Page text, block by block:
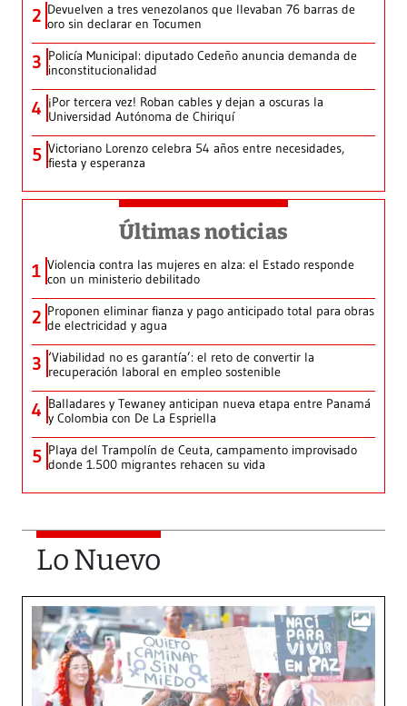
2 Devuelven a tres venezolanos que llevaban 76 barras de
oro sin declarar en Tocumen
3 Policía Municipal: diputado Cedeño anuncia demanda de
inconstitucionalidad
4 ¡Por tercera vez! Roban cables y dejan a oscuras la
Universidad Autónoma de Chiriquí
5 Victoriano Lorenzo celebra 54 años entre necesidades,
fiesta y esperanza
Últimas noticias
1 Violencia contra las mujeres en alza: el Estado responde
con un ministerio debilitado
2 Proponen eliminar fianza y pago anticipado total para obras
de electricidad y agua
3 ‘Viabilidad no es garantía’: el reto de convertir la
recuperación laboral en empleo sostenible
4 Balladares y Tewaney anticipan nueva etapa entre Panamá
y Colombia con De La Espriella
5 Playa del Trampolín de Ceuta, campamento improvisado
donde 1.500 migrantes rehacen su vida
Lo Nuevo